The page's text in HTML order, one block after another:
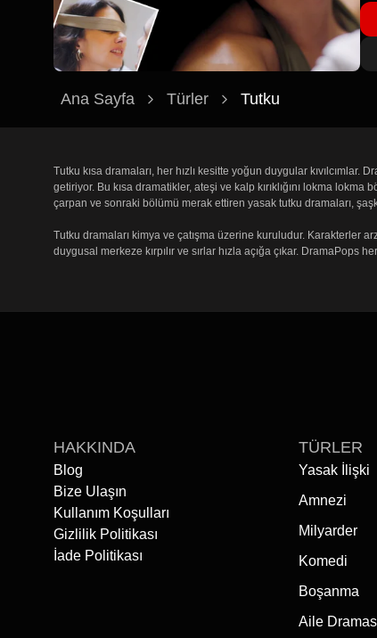
Ana Sayfa Türler Tutku
Tutku kısa dramaları, her hızlı kesitte yoğun duygular
getiriyor. Bu kısa dramatikler, ateşi ve kalp kırıklığını lokma
çarpan ve sonraki bölümü merak ettiren yasak tutku dramaları,
Tutku dramaları kimya ve çatışma üzerine kuruludur. Karakterler
duygusal merkeze kırpılır ve sırlar hızla açığa çıkar.
HAKKINDA
Blog
Bize Ulaşın
Kullanım Koşulları
Gizlilik Politikası
İade Politikası
TÜRLER
Yasak İlişki
Amnezi
Milyarder
Komedi
Boşanma
Aile